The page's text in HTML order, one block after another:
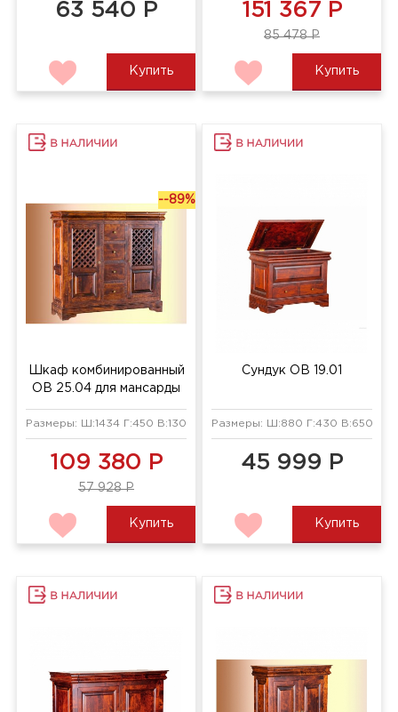
63 540 Р
Купить
151 367 Р
85 478 Р
Купить
--89%
Шкаф комбинированный
ОВ 25.04 для мансарды
Размеры: Ш:1434 Г:450 В:1300 мм
109 380 Р
57 928 Р
Купить
Сундук ОВ 19.01
Размеры: Ш:880 Г:430 В:650 мм
45 999 Р
Купить